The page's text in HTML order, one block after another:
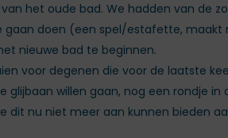
het oude bad. We hadden van de
gaan doen (een spel/estafette, maakt
nieuwe bad te beginnen.
voor degenen die voor de laatste
glijbaan willen gaan, nog een rondje in
dit nu niet meer aan kunnen bieden